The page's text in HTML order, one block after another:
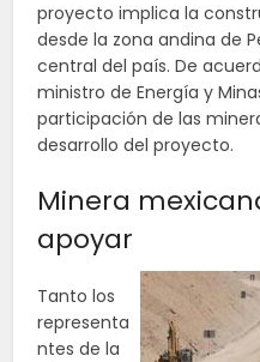
proyecto implica la
desde la zona andina de
central del país. De
ministro de Energía y
participación de las
desarrollo del proyecto.
Minera
apoyar
Tanto los
representa
ntes de la